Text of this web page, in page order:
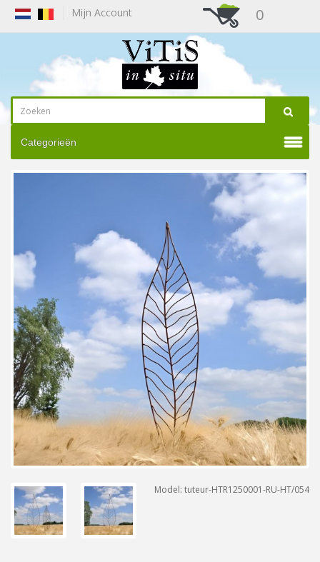
Mijn Account 0
Categorieën
Model: tuteur-HTR1250001-RU-HT/054